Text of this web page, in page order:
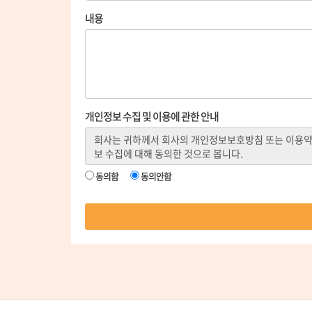
내용
개인정보 수집 및 이용에 관한 안내
동의함 동의안함